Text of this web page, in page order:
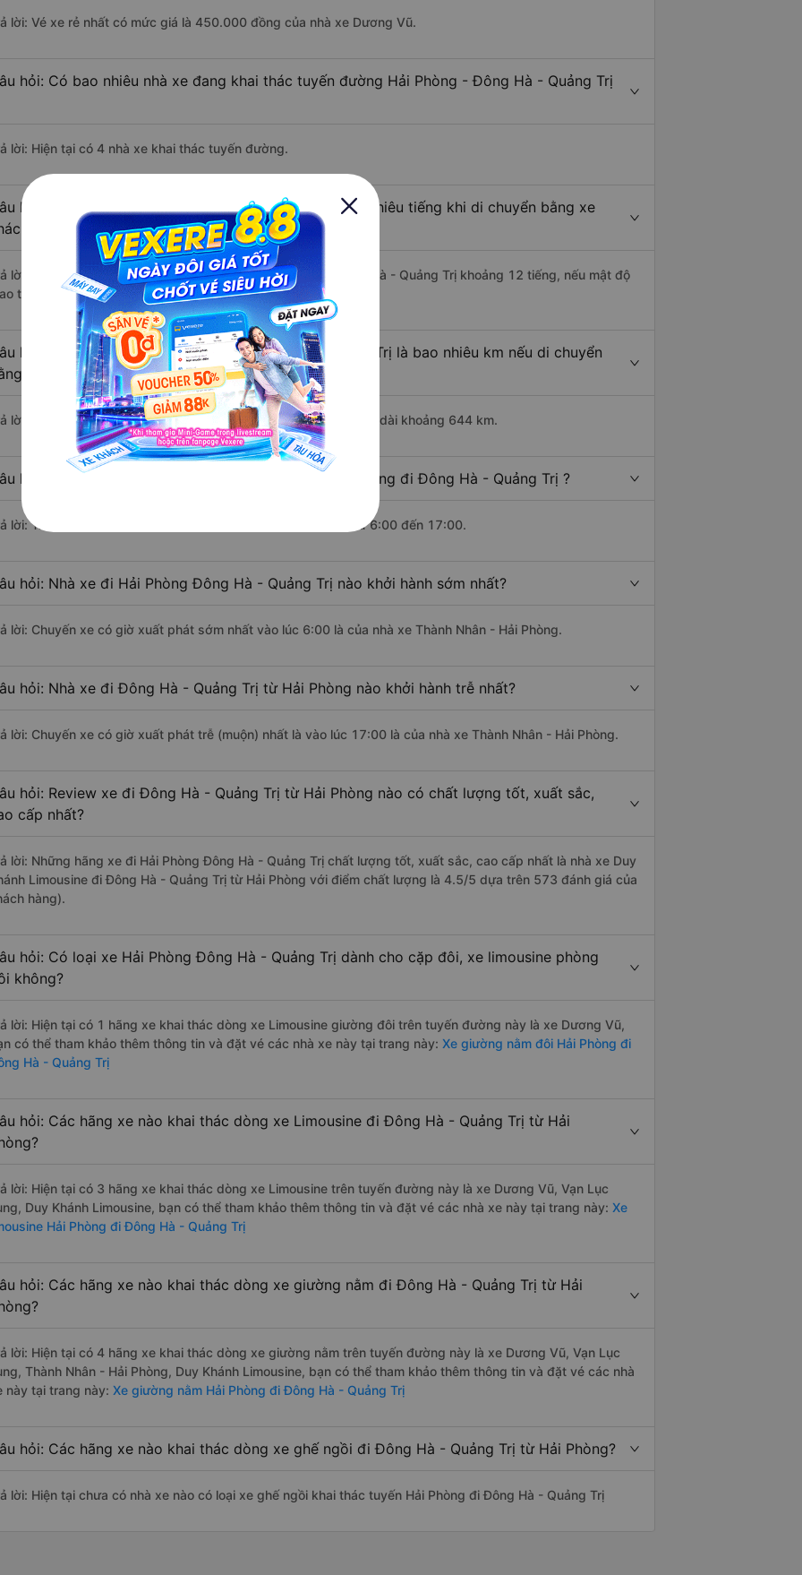
lời: Vé xe rẻ nhất có mức giá là 450.000 đồng của nhà xe Dương Vũ.
hỏi: Có bao nhiêu nhà xe đang khai thác tuyến đường Hải Phòng - Đông Hà - Quảng Trị
lời: Hiện tại có 4 nhà xe khai thác tuyến đường.
hỏi: Từ Hải Phòng đi Đông Hà - Quảng Trị mất bao nhiêu tiếng khi di chuyển bằng xe
lời: Thời gian di chuyển bằng xe khách từ Hải Phòng đi Đông Hà - Quảng Trị khoảng 12 tiếng, nếu mật độ
thông thuận lợi.
hỏi: Khoảng cách từ Hải Phòng đi Đông Hà - Quảng Trị là bao nhiêu km nếu di chuyển
xe khách?
lời: Đoạn đường đi Đông Hà - Quảng Trị từ Hải Phòng có chiều dài khoảng 644 km.
hỏi: Mỗi ngày có bao nhiêu chuyến xe khách Hải Phòng đi Đông Hà - Quảng Trị ?
lời: Trung bình mỗi ngày có khoảng 10 chuyến xe bắt đầu từ 6:00 đến 17:00.
hỏi: Nhà xe đi Hải Phòng Đông Hà - Quảng Trị nào khởi hành sớm nhất?
lời: Chuyến xe có giờ xuất phát sớm nhất vào lúc 6:00 là của nhà xe Thành Nhân - Hải Phòng.
hỏi: Nhà xe đi Đông Hà - Quảng Trị từ Hải Phòng nào khởi hành trễ nhất?
lời: Chuyến xe có giờ xuất phát trễ (muộn) nhất là vào lúc 17:00 là của nhà xe Thành Nhân - Hải Phòng.
hỏi: Review xe đi Đông Hà - Quảng Trị từ Hải Phòng nào có chất lượng tốt, xuất sắc,
cấp nhất?
lời: Những hãng xe đi Hải Phòng Đông Hà - Quảng Trị chất lượng tốt, xuất sắc, cao cấp nhất là nhà xe Duy
Limousine đi Đông Hà - Quảng Trị từ Hải Phòng với điểm chất lượng là 4.5/5 dựa trên 573 đánh giá của
hàng).
hỏi: Có loại xe Hải Phòng Đông Hà - Quảng Trị dành cho cặp đôi, xe limousine phòng
không?
lời: Hiện tại có 1 hãng xe khai thác dòng xe Limousine giường đôi trên tuyến đường này là xe Dương Vũ,
có thể tham khảo thêm thông tin và đặt vé các nhà xe này tại trang này: Xe giường nằm đôi Hải Phòng đi
Hà - Quảng Trị
hỏi: Các hãng xe nào khai thác dòng xe Limousine đi Đông Hà - Quảng Trị từ Hải
lời: Hiện tại có 3 hãng xe khai thác dòng xe Limousine trên tuyến đường này là xe Dương Vũ, Vạn Lục
Duy Khánh Limousine, bạn có thể tham khảo thêm thông tin và đặt vé các nhà xe này tại trang này: Xe
Hải Phòng đi Đông Hà - Quảng Trị
hỏi: Các hãng xe nào khai thác dòng xe giường nằm đi Đông Hà - Quảng Trị từ Hải
lời: Hiện tại có 4 hãng xe khai thác dòng xe giường nằm trên tuyến đường này là xe Dương Vũ, Vạn Lục
Thành Nhân - Hải Phòng, Duy Khánh Limousine, bạn có thể tham khảo thêm thông tin và đặt vé các nhà
này tại trang này: Xe giường nằm Hải Phòng đi Đông Hà - Quảng Trị
hỏi: Các hãng xe nào khai thác dòng xe ghế ngồi đi Đông Hà - Quảng Trị từ Hải Phòng?
lời: Hiện tại chưa có nhà xe nào có loại xe ghế ngồi khai thác tuyến Hải Phòng đi Đông Hà - Quảng Trị